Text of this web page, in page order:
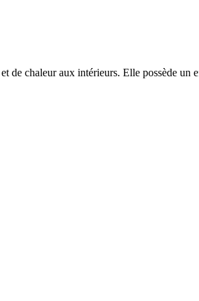
chaleur aux intérieurs. Elle possède